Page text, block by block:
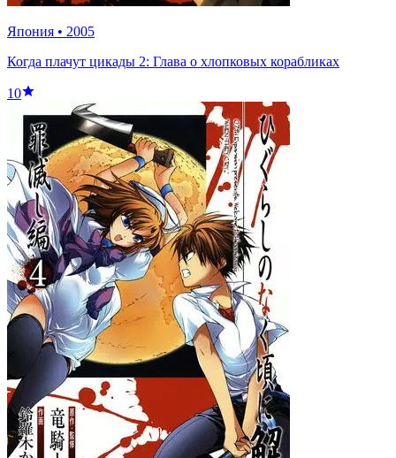
Япония • 2005
Когда плачут цикады 2: Глава о хлопковых корабликах
10